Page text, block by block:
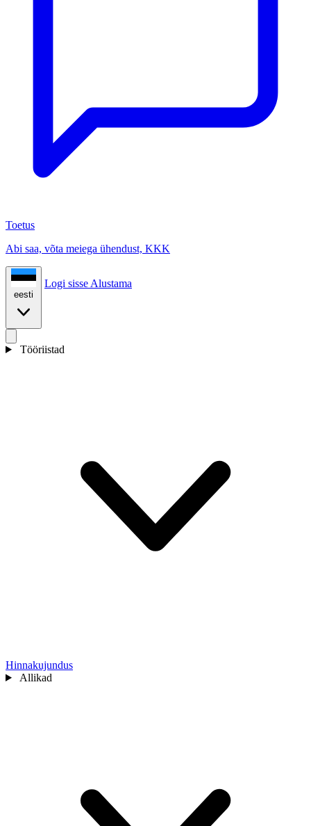
Toetus
Abi saa, võta meiega ühendust, KKK
eesti
Logi sisse Alustama
Tööriistad
Hinnakujundus
Allikad